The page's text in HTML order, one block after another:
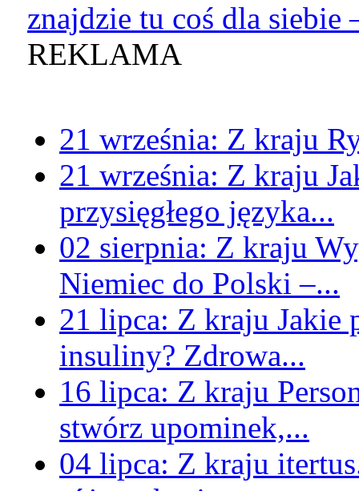
znajdzie tu coś dla siebie
REKLAMA
21 września: Z kraju
21 września: Z kraju
przysięgłego języka...
02 sierpnia: Z kraju
Niemiec do Polski –...
21 lipca: Z kraju Jakie
insuliny? Zdrowa...
16 lipca: Z kraju
stwórz upominek,...
04 lipca: Z kraju